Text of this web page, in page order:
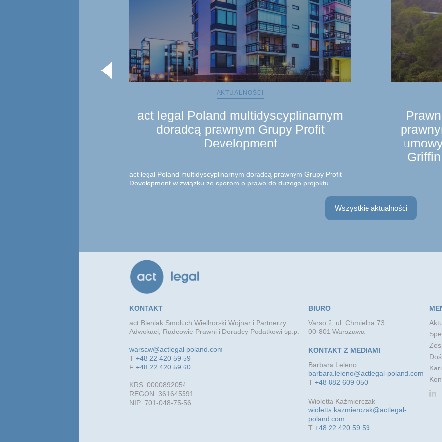
AKTUALNOŚCI
act legal Poland multidyscyplinarnym
doradcą prawnym Grupy Profit
Development
act legal Poland multidyscyplinarnym doradcą prawnym Grupy Profit
Development w związku ze sporem o prawo do dużego projektu
której Profit Development za pośrednictwem spółki zależnej zrealizował
Zespół
Partner,
Radca prawny,
Wszystkie aktualności
KONTAKT
act Bieniak Smołuch Wielhorski Wojnar i Partnerzy.
Adwokaci, Radcowie Prawni i Doradcy Podatkowi sp.p.
warsaw@actlegal-poland.com
T +48 22 420 59 59
F +48 22 420 59 60
KRS: 0000892054
REGON: 361645591
NIP: 701-048-75-56
BIURO
Varso 2, ul. Chmielna 73
00-801 Warszawa
KONTAKT Z MEDIAMI
Barbara Leleno
barbara.leleno@actlegal-poland.com
T +48 882 609 050
Wioletta Kaźmierczak
wioletta.kazmierczak@actlegal-
poland.com
T +48 22 420 59 59